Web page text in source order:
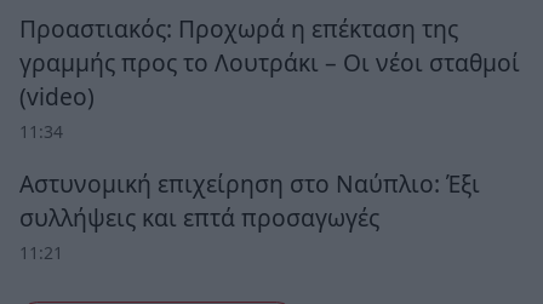
Προαστιακός: Προχωρά η επέκταση της
γραμμής προς το Λουτράκι – Οι νέοι σταθμοί
(video)
11:34
Αστυνομική επιχείρηση στο Ναύπλιο: Έξι
συλλήψεις και επτά προσαγωγές
11:21